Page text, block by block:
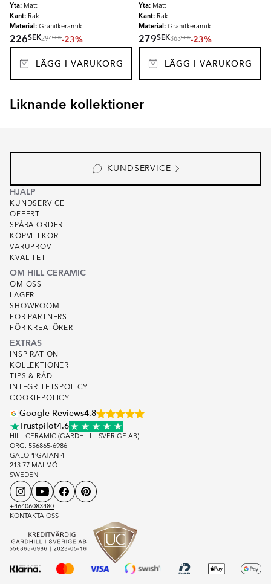
Yta: Matt
Kant: Rak
Material: Granitkeramik
226SEK294SEK-23%
LÄGG I VARUKORG
Yta: Matt
Kant: Rak
Material: Granitkeramik
279SEK363SEK-23%
LÄGG I VARUKORG
Liknande kollektioner
EMPYRIO
KUNDSERVICE
HJÄLP
KUNDSERVICE
OFFERT
SPÅRA ORDER
KÖPVILLKOR
VARUPROV
KVALITET
OM HILL CERAMIC
OM OSS
LAGER
SHOWROOM
FOR PARTNERS
FÖR KREATÖRER
EXTRAS
INSPIRATION
KOLLEKTIONER
TIPS & RÅD
INTEGRITETSPOLICY
COOKIEPOLICY
Google Reviews4.8
Trustpilot4.6
HILL CERAMIC (GARDHILL I SVERIGE AB)
ORG. 556865-6986
GALOPPGATAN 4
213 77 MALMÖ
SWEDEN
+46406083480
KONTAKTA OSS